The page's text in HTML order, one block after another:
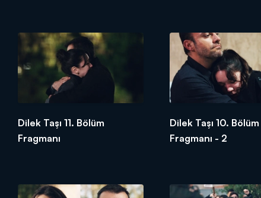
Dilek Taşı 11. Bölüm
Fragmanı
Dilek Taşı 10. Bölüm
Fragmanı - 2